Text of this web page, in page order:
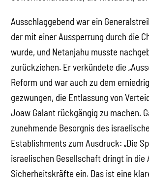
Ausschlaggebend war ein
der mit einer Aussperrung durch die
wurde, und Netanjahu musste
zurückziehen. Er verkündete die
Reform und war auch zu dem
gezwungen, die Entlassung von
Joaw Galant rückgängig zu machen.
zunehmende Besorgnis des
Establishments zum Ausdruck: „Die
israelischen Gesellschaft dringt in die
Sicherheitskräfte ein. Das ist eine